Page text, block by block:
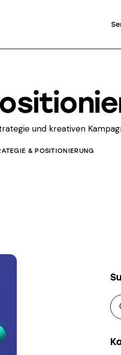
und kreativen
& POSITIONIERUNG